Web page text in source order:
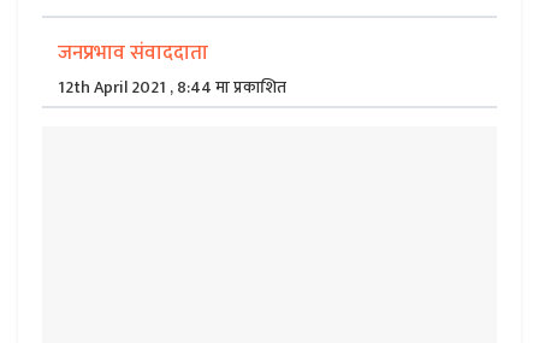
जनप्रभाव संवाददाता
12th April 2021 , 8:44 मा प्रकाशित